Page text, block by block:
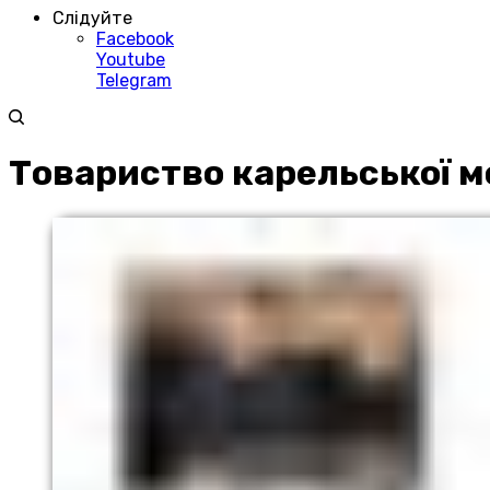
Слідуйте
Facebook
Youtube
Telegram
Товариство карельської